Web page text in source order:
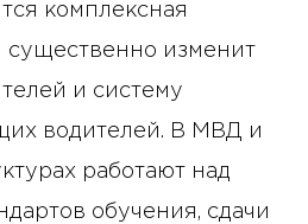
комплексная
существенно изменит
и систему
водителей. В МВД и
работают над
обучения, сдачи